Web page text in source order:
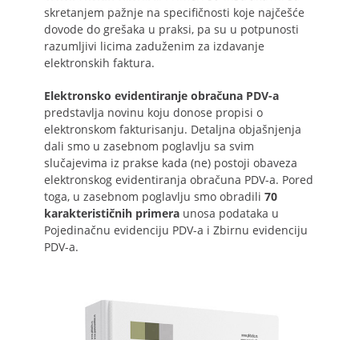
skretanjem pažnje na specifičnosti koje najčešće
dovode do grešaka u praksi, pa su u potpunosti
razumljivi licima zaduženim za izdavanje
elektronskih faktura.
Elektronsko evidentiranje obračuna PDV-a
predstavlja novinu koju donose propisi o
elektronskom fakturisanju. Detaljna objašnjenja
dali smo u zasebnom poglavlju sa svim
slučajevima iz prakse kada (ne) postoji obaveza
elektronskog evidentiranja obračuna PDV-a. Pored
toga, u zasebnom poglavlju smo obradili 70
karakterističnih primera unosa podataka u
Pojedinačnu evidenciju PDV-a i Zbirnu evidenciju
PDV-a.